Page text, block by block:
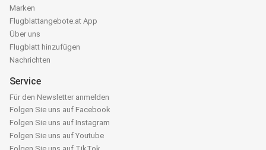
Marken
Flugblattangebote.at App
Über uns
Flugblatt hinzufügen
Nachrichten
Service
Für den Newsletter anmelden
Folgen Sie uns auf Facebook
Folgen Sie uns auf Instagram
Folgen Sie uns auf Youtube